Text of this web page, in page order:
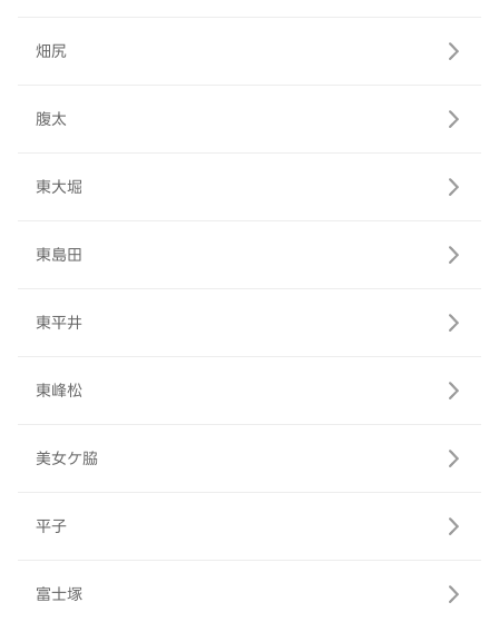
畑尻
腹太
東大堀
東島田
東平井
東峰松
美女ケ脇
平子
富士塚